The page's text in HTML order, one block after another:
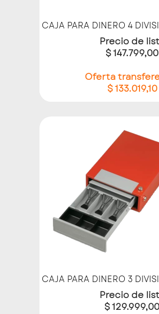
CAJA PARA DINERO 4
Precio de
$ 147.799,00
Oferta
$ 133.019,10
CAJA PARA DINERO 3
Precio de
$ 129.999,00